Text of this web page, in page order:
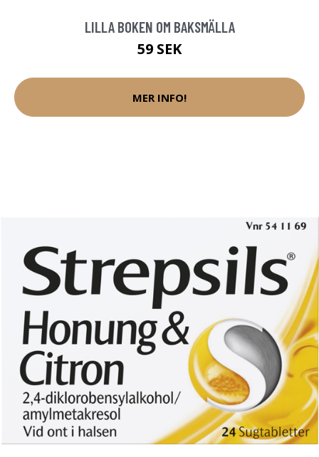
LILLA BOKEN OM BAKSMÄLLA
59 SEK
MER INFO!